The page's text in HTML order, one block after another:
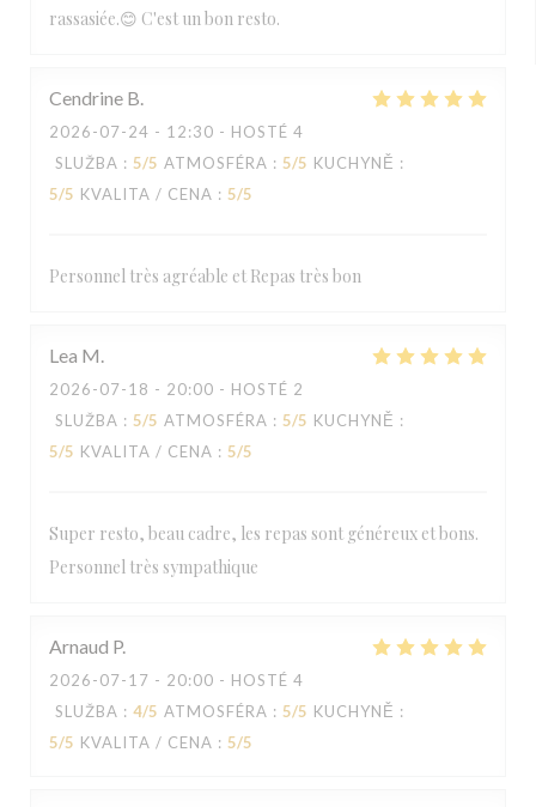
rassasiée.😊 C'est un bon resto.
Cendrine B
2026-07-24 - 12:30 - HOSTÉ 4
SLUŽBA : 5/5 ATMOSFÉRA : 5/5 KUCHYNĚ :
5/5 KVALITA / CENA : 5/5
Personnel très agréable et Repas très bon
Lea M
2026-07-18 - 20:00 - HOSTÉ 2
SLUŽBA : 5/5 ATMOSFÉRA : 5/5 KUCHYNĚ :
5/5 KVALITA / CENA : 5/5
Super resto, beau cadre, les repas sont généreux et bons.
Personnel très sympathique
Arnaud P
2026-07-17 - 20:00 - HOSTÉ 4
SLUŽBA : 4/5 ATMOSFÉRA : 5/5 KUCHYNĚ :
5/5 KVALITA / CENA : 5/5